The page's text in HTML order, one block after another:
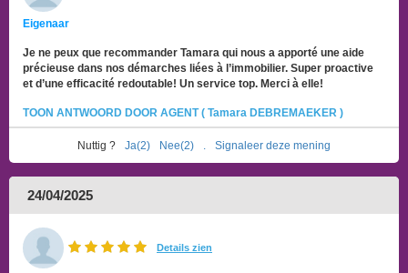
Eigenaar
Je ne peux que recommander Tamara qui nous a apporté une aide
précieuse dans nos démarches liées à l’immobilier. Super proactive
et d’une efficacité redoutable! Un service top. Merci à elle!
TOON ANTWOORD DOOR AGENT ( Tamara DEBREMAEKER )
Nuttig ? Ja(2) Nee(2) Signaleer deze mening
24/04/2025
Details zien